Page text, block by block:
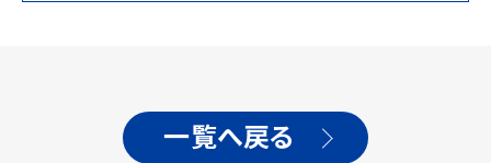
一覧へ戻る